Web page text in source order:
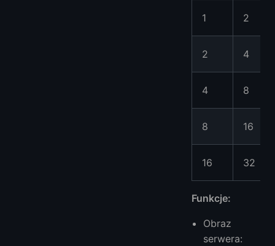
1 2
2 4
4 8
8 16
16 32
Funkcje:
Obraz
serwera: